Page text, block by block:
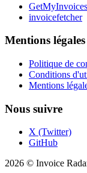
GetMyInvoices
invoicefetcher
Mentions légales
Politique de
Conditions
Mentions
Nous suivre
X (Twitter)
GitHub
2026 © Invoice